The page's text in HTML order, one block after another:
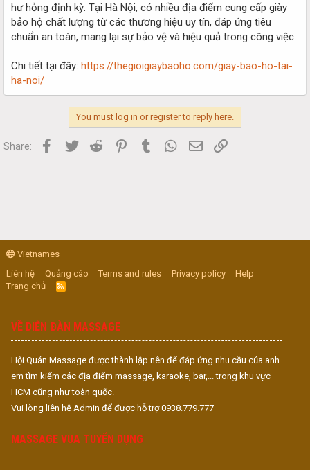
hư hỏng định kỳ. Tại Hà Nội, có nhiều địa điểm cung cấp giày
bảo hộ chất lượng từ các thương hiệu uy tín, đáp ứng tiêu
chuẩn an toàn, mang lại sự bảo vệ và hiệu quả trong công việc.
Chi tiết tại đây: https://thegioigiaybaoho.com/giay-bao-ho-tai-
ha-noi/
You must log in or register to reply here.
Share: Facebook
Twitter Reddit PinterestTumblr WhatsApp
Email
Vietnames
Liên hệ
Quảng cáo Terms and rules Privacy policy
Help
Trang chủ
R
S
VỀ DIỄN ĐÀN MASSAGE
Hội Quán Massage được thành lập nên để đáp ứng nhu cầu của anh
em tìm kiếm các địa điểm massage, karaoke, bar,... trong khu vực
HCM cũng như toàn quốc.
Vui lòng liên hệ Admin để được hỗ trợ 0938.779.777
MASSAGE VUA TUYỂN DỤNG